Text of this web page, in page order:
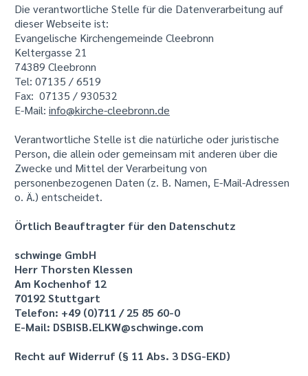
Die verantwortliche Stelle für die Datenverarbeitung auf
dieser Webseite ist:
Evangelische Kirchengemeinde Cleebronn
Keltergasse 21
74389 Cleebronn
Tel: 07135 / 6519
Fax: 07135 / 930532
E-Mail: info@kirche-cleebronn.de
Verantwortliche Stelle ist die natürliche oder juristische
Person, die allein oder gemeinsam mit anderen über die
Zwecke und Mittel der Verarbeitung von
personenbezogenen Daten (z. B. Namen, E-Mail-Adressen
o. Ä.) entscheidet.
Örtlich Beauftragter für den Datenschutz
schwinge GmbH
Herr Thorsten Klessen
Am Kochenhof 12
70192 Stuttgart
Telefon: +49 (0)711 / 25 85 60-0
E-Mail: DSBISB.ELKW@schwinge.com
Recht auf Widerruf (§ 11 Abs. 3 DSG-EKD)